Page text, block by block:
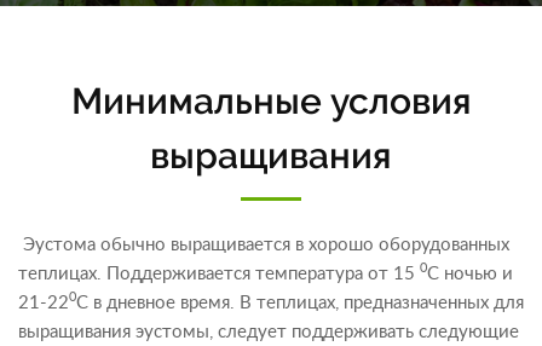
Минимальные условия
выращивания
Эустома обычно выращивается в хорошо оборудованных
теплицах. Поддерживается температура от 15 0С ночью и
21-220С в дневное время. В теплицах, предназначенных для
выращивания эустомы, следует поддерживать следующие